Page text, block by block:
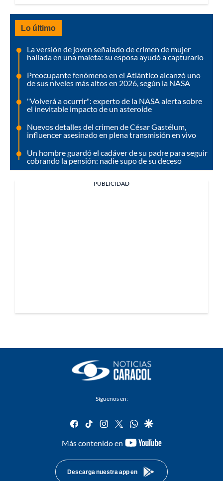
Lo último
La versión de joven señalado de crimen de mujer
hallada en una maleta: su esposa ayudó a capturarlo
Preocupante fenómeno en el Atlántico alcanzó uno
de sus niveles más altos en 2026, según la NASA
"Volverá a ocurrir": experto de la NASA alerta sobre
el inevitable impacto de un asteroide
Nuevos detalles del crimen de César Gastélum,
influencer asesinado en plena transmisión en vivo
Un hombre guardó el cadáver de su padre para seguir
cobrando la pensión: nadie supo de su deceso
PUBLICIDAD
Síguenos en:
facebook
tiktok instagram
twitterwhatsapp
google
Más contenido en
youtube-
Descarga nuestra app en